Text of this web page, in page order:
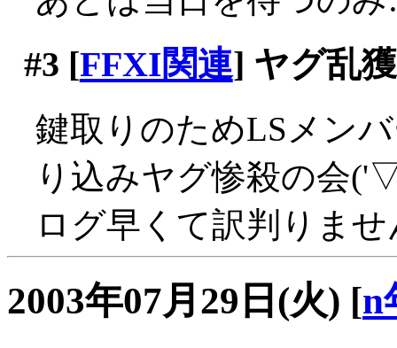
#3 [FFXI関連] ヤグ乱
鍵取りのためLSメン
り込みヤグ惨殺の会
ログ早くて訳判りま
2003年07月29日(火) [n